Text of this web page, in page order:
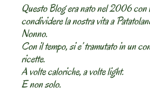
Questo Blog era nato nel 2006 con
condividere la nostra vita a
Nonno.
Con il tempo, si e’ tramutato in un
ricette.
A volte caloriche, a volte light.
E non solo.